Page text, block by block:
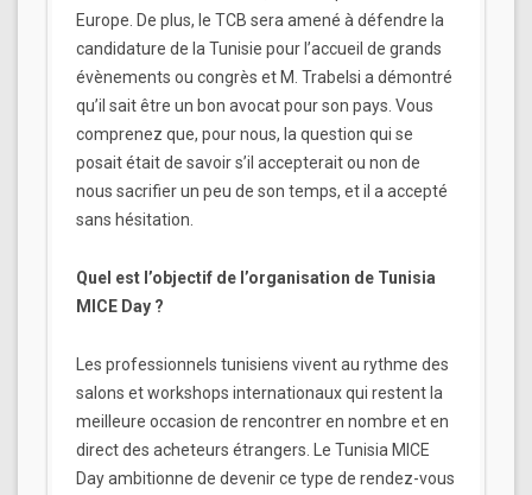
Europe. De plus, le TCB sera amené à défendre la
candidature de la Tunisie pour l’accueil de grands
évènements ou congrès et M. Trabelsi a démontré
qu’il sait être un bon avocat pour son pays. Vous
comprenez que, pour nous, la question qui se
posait était de savoir s’il accepterait ou non de
nous sacrifier un peu de son temps, et il a accepté
sans hésitation.
Quel est l’objectif de l’organisation de Tunisia
MICE Day ?
Les professionnels tunisiens vivent au rythme des
salons et workshops internationaux qui restent la
meilleure occasion de rencontrer en nombre et en
direct des acheteurs étrangers. Le Tunisia MICE
Day ambitionne de devenir ce type de rendez-vous